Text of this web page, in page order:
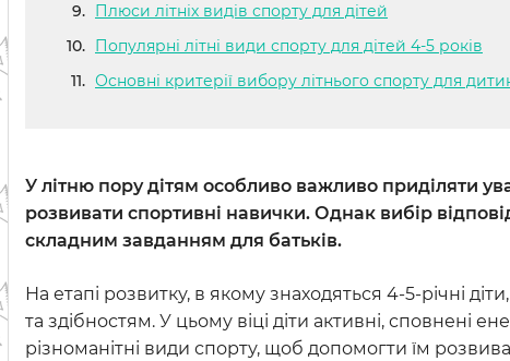
Плюси літніх видів спорту для дітей
Популярні літні види спорту для дітей 4-5 років
Основні критерії вибору літнього спорту для
У літню пору дітям особливо важливо приділяти
розвивати спортивні навички. Однак вибір
складним завданням для батьків.
На етапі розвитку, в якому знаходяться 4-5-річні
та здібностям. У цьому віці діти активні, сповнені
різноманітні види спорту, щоб допомогти їм